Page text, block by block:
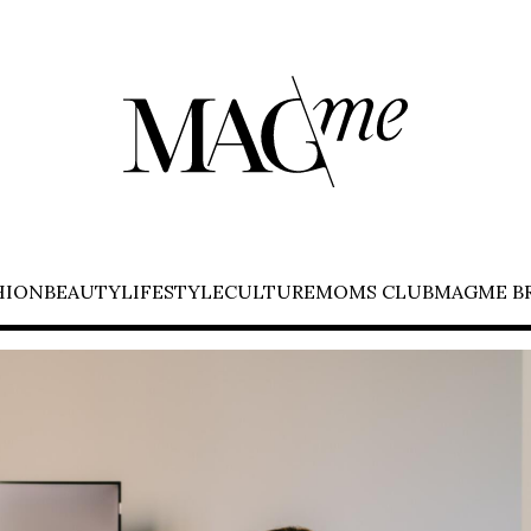
BEAUTYLIFESTYLECULTUREMOMS CLUBMAGME